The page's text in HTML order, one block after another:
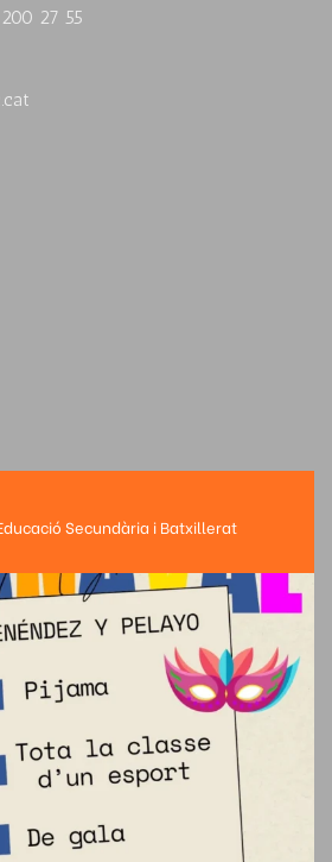
27 55
Secundària i Batxillerat